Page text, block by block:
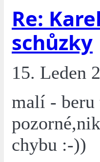
Re:
schůzky
15. Leden
malí - beru
chybu :-))